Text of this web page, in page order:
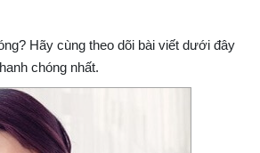
Hãy cùng theo dõi bài viết dưới đây
chóng nhất.